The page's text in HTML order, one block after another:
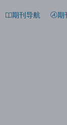
期刊导航 期